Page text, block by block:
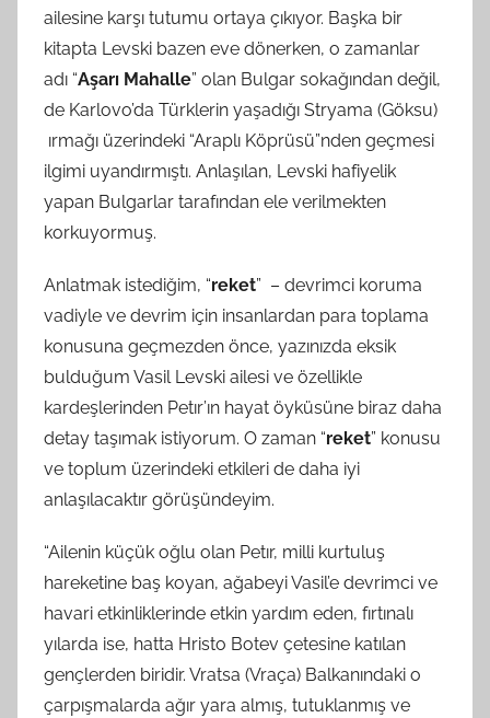
ailesine karşı tutumu ortaya çıkıyor. Başka bir
kitapta Levski bazen eve dönerken, o zamanlar
adı “Aşarı Mahalle” olan Bulgar sokağından değil,
de Karlovo’da Türklerin yaşadığı Stryama (Göksu)
ırmağı üzerindeki “Araplı Köprüsü”nden geçmesi
ilgimi uyandırmıştı. Anlaşılan, Levski hafiyelik
yapan Bulgarlar tarafından ele verilmekten
korkuyormuş.
Anlatmak istediğim, “reket” – devrimci koruma
vadiyle ve devrim için insanlardan para toplama
konusuna geçmezden önce, yazınızda eksik
bulduğum Vasil Levski ailesi ve özellikle
kardeşlerinden Petır’ın hayat öyküsüne biraz daha
detay taşımak istiyorum. O zaman “reket” konusu
ve toplum üzerindeki etkileri de daha iyi
anlaşılacaktır görüşündeyim.
“Ailenin küçük oğlu olan Petır, milli kurtuluş
hareketine baş koyan, ağabeyi Vasil’e devrimci ve
havari etkinliklerinde etkin yardım eden, fırtınalı
yılarda ise, hatta Hristo Botev çetesine katılan
gençlerden biridir. Vratsa (Vraça) Balkanındaki o
çarpışmalarda ağır yara almış, tutuklanmış ve